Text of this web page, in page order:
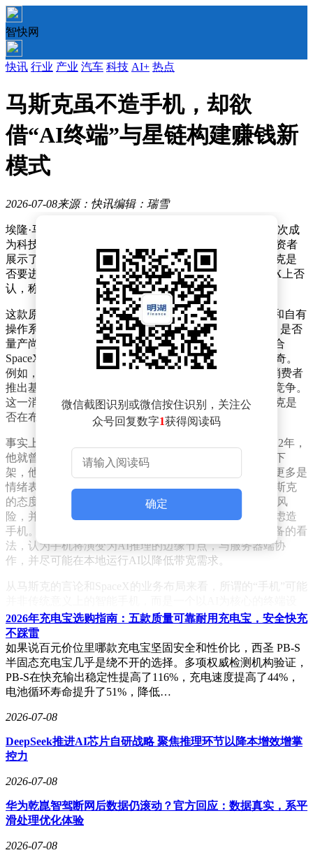
智快网
快讯 行业 产业 汽车 科技 AI+ 热点
马斯克虽不造手机，却欲
借“AI终端”与星链构建赚钱新
模式
2026-07-08来源：快讯编辑：瑞雪
埃隆·马斯克，这位以颠覆性创新著称的企业家，近期再次成
为科技圈的焦点。据《华尔街日报》披露，SpaceX向投资者
展示了一款类似手机的AI终端原型机，引发外界对马斯克是
否要进军手机行业的猜测。尽管马斯克迅速在社交平台X上否
认，称“完全不实”，但这一消息仍引发了广泛讨论。
这款原型机被描述为“手持AI设备”，搭载高通骁龙芯片和自有
操作系统，支持xAI技术，但目前仍处于早期开发阶段，是否
量产尚未确定。尽管马斯克否认了造手机的计划，但结合
SpaceX近期的一系列动作，外界仍对其真实意图充满好奇。
例如，6月末《金融时报》报道称，SpaceX计划向美国消费者
推出基于星链的卫星上网服务，直接与传统手机运营商竞争。
这一消息与AI终端的传闻相互交织，让人不禁猜测马斯克是
否在布局一个更大的生态。
事实上，马斯克关于“造手机”的表态并非首次。早在2022年，
他就曾因与苹果的矛盾公开表示，如果推特被App Store下
架，他将考虑制造替代手机。尽管这一言论后来被证明更多是
情绪表达，但2024年，随着AI成为科技竞争的核心，马斯克
的态度再次转变。他批评苹果与OpenAI的合作存在安全风
险，并暗示如果苹果继续整合AI间谍软件，他可能会考虑造
手机。到了2025年，他在播客中进一步阐述了对未来设备的看
法，认为手机将演变为AI推理的边缘节点，与服务器端协
作，并尽可能在本地运行AI以降低带宽需求。
从马斯克的言论和SpaceX的业务布局来看，所谓的“手机”可能
备。它可能结合星链的卫星连接能力、xAI的推理技术，以及
马斯克旗下X应用的生态，形成一个全新的硬件形态。例如，
用户可以在日常使用中将其作为“手机伴侣”，而在闲置时，设
备可以作为xAI计算网络的节点，为其他用户提供算力支持。
这种模式类似于特斯拉早期的Robotaxi设想——用户购买车辆
后，可以在闲置时将其加入共享车队赚取收益。
如果这一设想成真，SpaceX的AI终端可能成为全球最大的移
庞大的边缘计算网络，既能补充大规模AI计算中心的能力，
又能节省成本。尽管这种分散的算力无法完全替代集中式数据
具有吸引力。
尽管马斯克否认了造手机的计划，但他的言论和SpaceX的动
作表明，他正在探索一个结合卫星通信、AI和边缘计算的全
新生态。这种生态可能不会以“手机”的形式出现，但它的潜力
微信截图识别或微信按住识别，关注公
众号回复数字1获得阅读码
确定
2026年充电宝选购指南：五款质量可靠耐用充电宝，安全快充
不踩雷
如果说百元价位里哪款充电宝坚固安全和性价比，西圣 PB-S
半固态充电宝几乎是绕不开的选择。多项权威检测机构验证，
PB-S在快充输出稳定性提高了116%，充电速度提高了44%，
电池循环寿命提升了51%，降低…
2026-07-08
DeepSeek推进AI芯片自研战略 聚焦推理环节以降本增效增掌
控力
2026-07-08
华为乾崑智驾断网后数据仍滚动？官方回应：数据真实，系平
滑处理优化体验
2026-07-08